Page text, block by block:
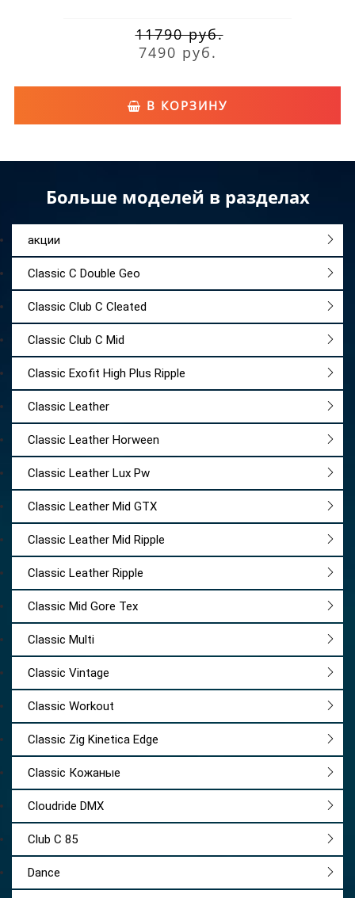
11790 руб.
7490 руб.
В КОРЗИНУ
Больше моделей в разделах
акции
Classic C Double Geo
Classic Club C Cleated
Classic Club C Mid
Classic Exofit High Plus Ripple
Classic Leather
Classic Leather Horween
Classic Leather Lux Pw
Classic Leather Mid GTX
Classic Leather Mid Ripple
Classic Leather Ripple
Classic Mid Gore Tex
Classic Multi
Classic Vintage
Classic Workout
Classic Zig Kinetica Edge
Classic Кожаные
Cloudride DMX
Club C 85
Dance